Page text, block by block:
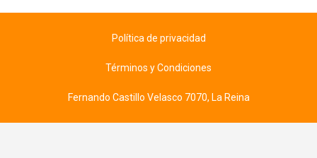
Política de privacidad
Términos y Condiciones
Fernando Castillo Velasco 7070, La Reina